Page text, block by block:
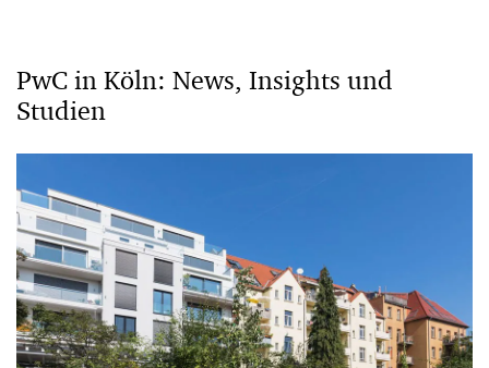
PwC in Köln: News, Insights und
Studien